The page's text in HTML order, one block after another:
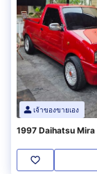
เจ้าของขายเอง
1997 Daihatsu